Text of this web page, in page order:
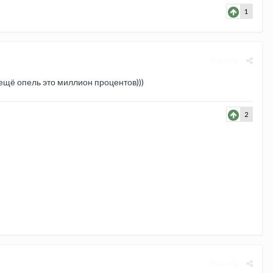
1
опель это миллион процентов)))
2